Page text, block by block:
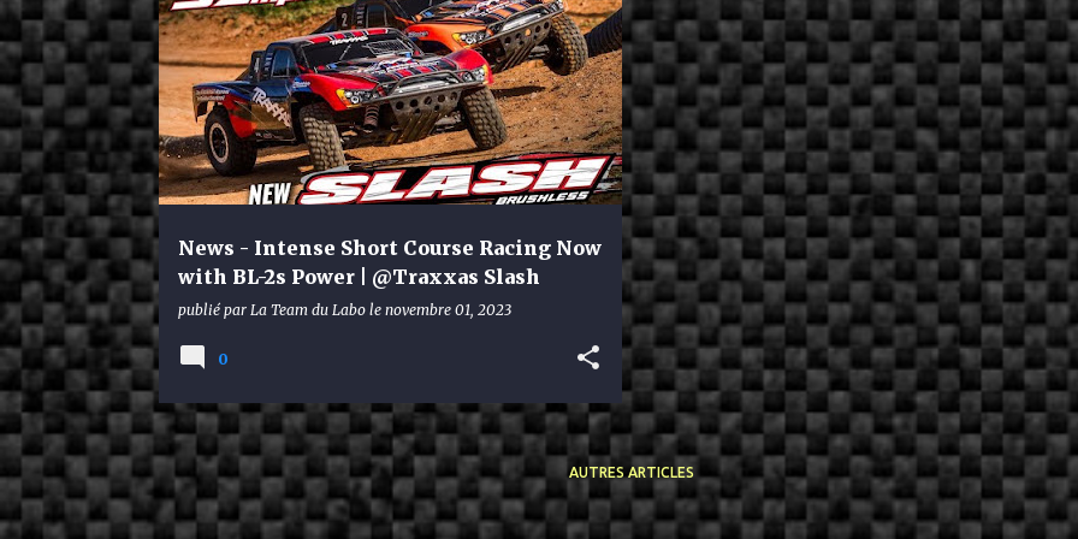
News - Intense Short Course Racing Now
with BL-2s Power | @Traxxas Slash
publié par La Team du Labo le novembre 01, 2023
TRAXXAS
0
AUTRES ARTICLES